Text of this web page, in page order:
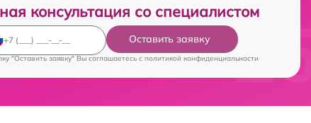
консультация со специалистом
Оставить заявку
"Оставить заявку" Вы соглашаетесь c политикой конфиденциальности